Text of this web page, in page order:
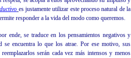
es justamente utilizar este proceso natural de la
responder a la vida del modo como queremos.
ende, se traduce en los pensamientos negativos y
se encuentra lo que los atrae. Por ese motivo, sus
serán cada vez más intensos y menos